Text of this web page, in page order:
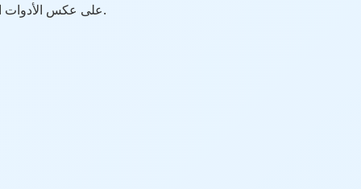
على عكس الأدواتلدينا ميزات غير محدودة وعالية الجودة دون أي خطوات إضافية.